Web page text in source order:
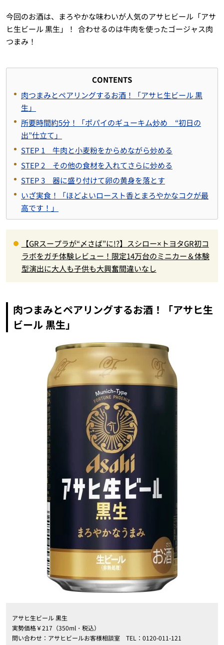
今回のお酒は、まろやかな味わいが人気のアサヒビール「アサ
ヒ生ビール 黒生」！ 合わせるのは牛肉を使ったゴージャス肉
つまみ！
CONTENTS
肉つまみとペアリングするお酒！「アサヒ生ビール 黒
生」
所要時間約5分！「ポパイのギューキム炒め “初日の
出”仕立て」
STEP 1 牛肉と小麦粉をからめながら炒める
STEP 2 その他の食材を入れてさらに炒める
STEP 3 器に盛り付けて卵の黄身を落とす
いざ実食！「ほどよいロースト香とまろやかなコクが最
高です！」
【GRスープラが“〆さば”に!?】スシロー×トヨタGR初コ
ラボをガチ体験レビュー！限定14万台のミニカー＆体験
型演出に大人も子供も大興奮間違いなし
肉つまみとペアリングするお酒！「アサヒ生
ビール 黒生」
アサヒ生ビール 黒生
実勢価格￥217（350ml・税込）
問い合わせ：アサヒビールお客様相談室 TEL：0120-011-121